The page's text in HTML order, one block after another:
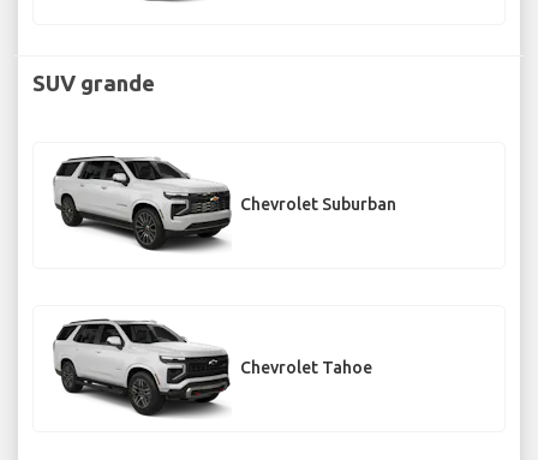
SUV grande
Chevrolet Suburban
Chevrolet Tahoe